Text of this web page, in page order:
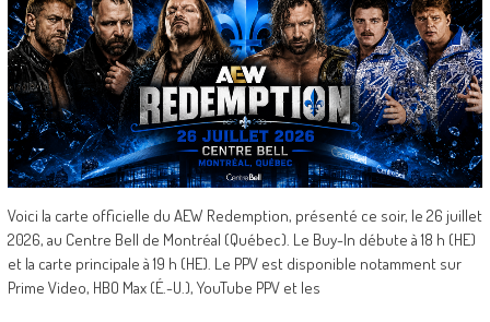
Voici la carte officielle du AEW Redemption, présenté ce soir, le 26 juillet
2026, au Centre Bell de Montréal (Québec). Le Buy-In débute à 18 h (HE)
et la carte principale à 19 h (HE). Le PPV est disponible notamment sur
Prime Video, HBO Max (É.-U.), YouTube PPV et les